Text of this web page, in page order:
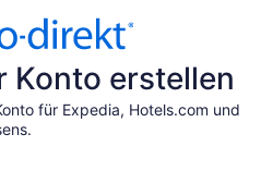
Konto erstellen
für Expedia, Hotels.com und